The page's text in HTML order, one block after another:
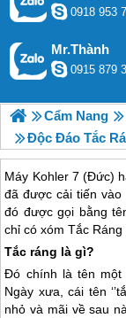
0918 953
Mr.Thành
0915 879
Cẩm Nang
Độc Đáo Tắc
Máy Kohler 7 (Đức)
đã được cải tiến
đó được gọi bằng
chỉ có xóm Tắc
Tắc ráng là gì?
Đó chính là tên một
Ngày xưa, cái tên
nhỏ và mãi về sau